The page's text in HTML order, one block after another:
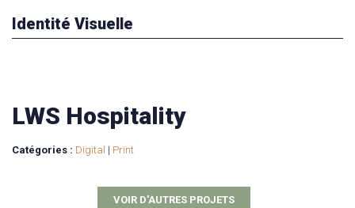
Identité Visuelle
LWS Hospitality
Catégories : Digital | Print
VOIR D'AUTRES PROJETS